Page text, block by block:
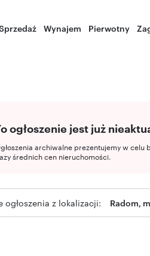
Wynajem Pierwotny
ogłoszenie jest już
archiwalne prezentujemy w
średnich cen nieruchomości.
ogłoszenia z lokalizacji: Radom,